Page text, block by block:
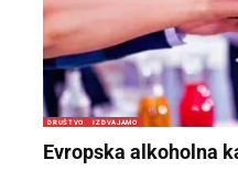
DRUŠTVO IZDVAJAMO
Evropska alkoholna